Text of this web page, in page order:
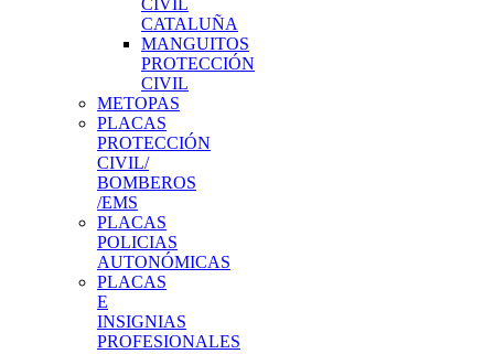
CIVIL
CATALUÑA
MANGUITOS
PROTECCIÓN
CIVIL
METOPAS
PLACAS
PROTECCIÓN
CIVIL/
BOMBEROS
/EMS
PLACAS
POLICIAS
AUTONÓMICAS
PLACAS
E
INSIGNIAS
PROFESIONALES